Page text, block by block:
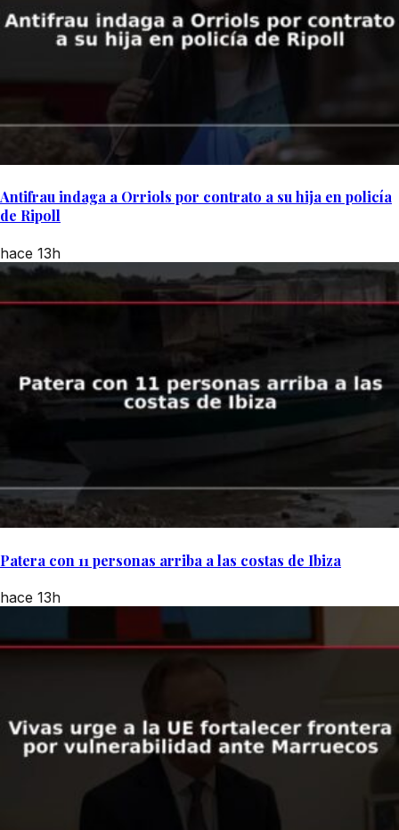
Antifrau indaga a Orriols por contrato a su hija en policía
de Ripoll
hace 13h
Patera con 11 personas arriba a las costas de Ibiza
hace 13h